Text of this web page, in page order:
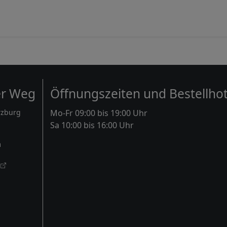
Weg Öffnungszeiten und
Mo-Fr 09:00 bis 19:00 Uhr
Sa 10:00 bis 16:00 Uhr